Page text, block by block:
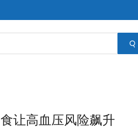
让高血压风险飙升